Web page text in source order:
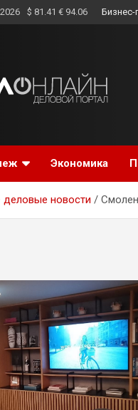
$ 81.41 € 94.06 Бизнес-
Экономика
новости